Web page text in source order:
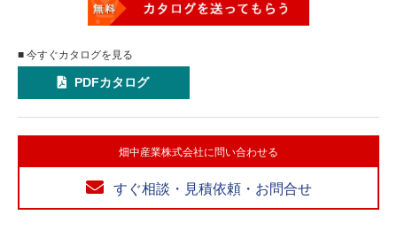
■ 今すぐカタログを見る
PDFカタログ
畑中産業株式会社に問い合わせる
すぐ相談・見積依頼・お問合せ